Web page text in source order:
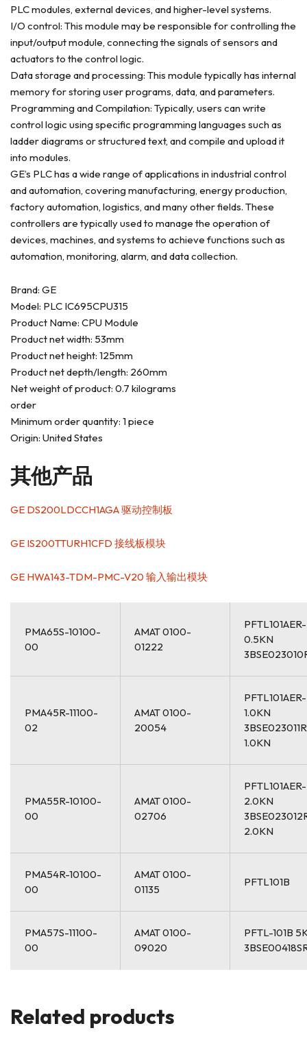
PLC modules, external devices, and higher-level systems.
I/O control: This module may be responsible for controlling the
input/output module, connecting the signals of sensors and
actuators to the control logic.
Data storage and processing: This module typically has internal
memory for storing user programs, data, and parameters.
Programming and Compilation: Typically, users can write
control logic using specific programming languages such as
ladder diagrams or structured text, and compile and upload it
into modules.
GE’s PLC has a wide range of applications in industrial control
and automation, covering manufacturing, energy production,
factory automation, logistics, and many other fields. These
controllers are typically used to manage the operation of
devices, machines, and systems to achieve functions such as
automation, monitoring, alarm, and data collection.
Brand: GE
Model: PLC IC695CPU315
Product Name: CPU Module
Product net width: 53mm
Product net height: 125mm
Product net depth/length: 260mm
Net weight of product: 0.7 kilograms
order
Minimum order quantity: 1 piece
Origin: United States
其他产品
GE DS200LDCCH1AGA 驱动控制板
GE IS200TTURH1CFD 接线板模块
GE HWA143-TDM-PMC-V20 输入输出模块
PMA65S-10100-
00
AMAT 0100-
01222
PFTL101AER-
0.5KN
PMA45R-11100-
02
AMAT 0100-
20054
PFTL101AER-
1.0KN
1.0KN
PMA55R-10100-
00
AMAT 0100-
02706
PFTL101AER-
2.0KN
2.0KN
PMA54R-10100-
00
AMAT 0100-
01135
PFTL101B
PMA57S-11100-
00
AMAT 0100-
09020
PFTL-101B
Related products